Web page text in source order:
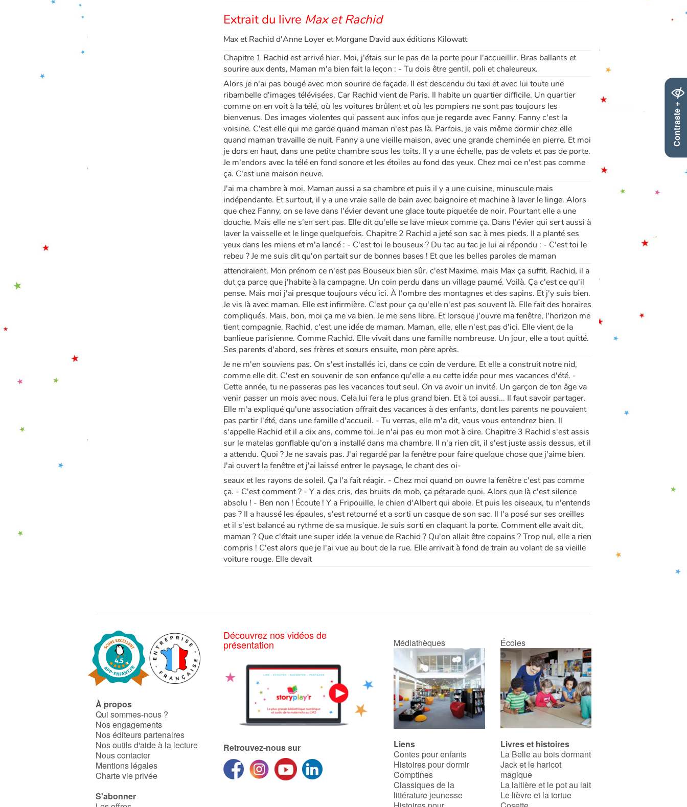
Contraste +
Extrait du livre Max et Rachid
Max et Rachid d'Anne Loyer et Morgane David aux éditions Kilowatt
Chapitre 1 Rachid est arrivé hier. Moi, j'étais sur le pas de la porte pour l'accueillir. Bras ballants et
sourire aux dents, Maman m'a bien fait la leçon : - Tu dois être gentil, poli et chaleureux.
Alors je n'ai pas bougé avec mon sourire de façade. Il est descendu du taxi et avec lui toute une
ribambelle d'images télévisées. Car Rachid vient de Paris. Il habite un quartier difficile. Un quartier
comme on en voit à la télé, où les voitures brûlent et où les pompiers ne sont pas toujours les
bienvenus. Des images violentes qui passent aux infos que je regarde avec Fanny. Fanny c'est la
voisine. C'est elle qui me garde quand maman n'est pas là. Parfois, je vais même dormir chez elle
quand maman travaille de nuit. Fanny a une vieille maison, avec une grande cheminée en pierre. Et moi
je dors en haut, dans une petite chambre sous les toits. Il y a une échelle, pas de volets et pas de porte.
Je m'endors avec la télé en fond sonore et les étoiles au fond des yeux. Chez moi ce n'est pas comme
ça. C'est une maison neuve.
J'ai ma chambre à moi. Maman aussi a sa chambre et puis il y a une cuisine, minuscule mais
indépendante. Et surtout, il y a une vraie salle de bain avec baignoire et machine à laver le linge. Alors
que chez Fanny, on se lave dans l'évier devant une glace toute piquetée de noir. Pourtant elle a une
douche. Mais elle ne s'en sert pas. Elle dit qu'elle se lave mieux comme ça. Dans l'évier qui sert aussi à
laver la vaisselle et le linge quelquefois. Chapitre 2 Rachid a jeté son sac à mes pieds. Il a planté ses
yeux dans les miens et m'a lancé : - C'est toi le bouseux ? Du tac au tac je lui ai répondu : - C'est toi le
rebeu ? Je me suis dit qu'on partait sur de bonnes bases ! Et que les belles paroles de maman
attendraient. Mon prénom ce n'est pas Bouseux bien sûr. c'est Maxime. mais Max ça suffit. Rachid, il a
dut ça parce que j'habite à la campagne. Un coin perdu dans un village paumé. Voilà. Ça c'est ce qu'il
pense. Mais moi j'ai presque toujours vécu ici. À l'ombre des montagnes et des sapins. Et j'y suis bien.
Je vis là avec maman. Elle est infirmière. C'est pour ça qu'elle n'est pas souvent là. Elle fait des horaires
compliqués. Mais, bon, moi ça me va bien. Je me sens libre. Et lorsque j'ouvre ma fenêtre, l'horizon me
tient compagnie. Rachid, c'est une idée de maman. Maman, elle, elle n'est pas d'ici. Elle vient de la
banlieue parisienne. Comme Rachid. Elle vivait dans une famille nombreuse. Un jour, elle a tout quitté.
Ses parents d'abord, ses frères et sœurs ensuite, mon père après.
Je ne m'en souviens pas. On s'est installés ici, dans ce coin de verdure. Et elle a construit notre nid,
comme elle dit. C'est en souvenir de son enfance qu'elle a eu cette idée pour mes vacances d'été. -
Cette année, tu ne passeras pas les vacances tout seul. On va avoir un invité. Un garçon de ton âge va
venir passer un mois avec nous. Cela lui fera le plus grand bien. Et à toi aussi... Il faut savoir partager.
Elle m'a expliqué qu'une association offrait des vacances à des enfants, dont les parents ne pouvaient
pas partir l'été, dans une famille d'accueil. - Tu verras, elle m'a dit, vous vous entendrez bien. Il
s'appelle Rachid et il a dix ans, comme toi. Je n'ai pas eu mon mot à dire. Chapitre 3 Rachid s'est assis
sur le matelas gonflable qu'on a installé dans ma chambre. Il n'a rien dit, il s'est juste assis dessus, et il
a attendu. Quoi ? Je ne savais pas. J'ai regardé par la fenêtre pour faire quelque chose que j'aime bien.
J'ai ouvert la fenêtre et j'ai laissé entrer le paysage, le chant des oi-
seaux et les rayons de soleil. Ça l'a fait réagir. - Chez moi quand on ouvre la fenêtre c'est pas comme
ça. - C'est comment ? - Y a des cris, des bruits de mob, ça pétarade quoi. Alors que là c'est silence
absolu ! - Ben non ! Écoute ! Y a Fripouille, le chien d'Albert qui aboie. Et puis les oiseaux, tu n'entends
pas ? Il a haussé les épaules, s'est retourné et a sorti un casque de son sac. Il l'a posé sur ses oreilles
et il s'est balancé au rythme de sa musique. Je suis sorti en claquant la porte. Comment elle avait dit,
maman ? Que c'était une super idée la venue de Rachid ? Qu'on allait être copains ? Trop nul, elle a rien
compris ! C'est alors que je l'ai vue au bout de la rue. Elle arrivait à fond de train au volant de sa vieille
voiture rouge. Elle devait
À propos
Qui sommes-nous ?
Nos engagements
Nos éditeurs partenaires
Nos outils d'aide à la lecture
Nous contacter
Mentions légales
Charte vie privée
S'abonner
Découvrez nos vidéos de
présentation
Retrouvez-nous sur
Médiathèques Écoles
Liens
Contes pour enfants
Histoires pour dormir
Comptines
Classiques de la
littérature jeunesse
Livres et histoires
La Belle au bois dormant
Jack et le haricot
magique
La laitière et le pot au lait
Le lièvre et la tortue